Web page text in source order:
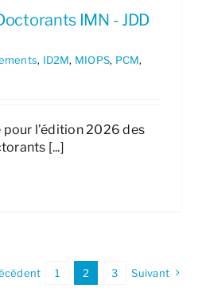
IMN - JDD
, ID2M, MIOPS, PCM,
pour l’édition 2026 des
[...]
1 2 3 Suivant